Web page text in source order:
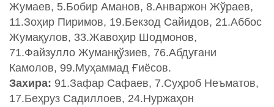
Жумаев, 5.Бобир Аманов, 8.Анваржон Жўраев,
11.Зоҳир Пиримов, 19.Бекзод Сайидов, 21.Аббос
Жумақулов, 33.Жавоҳир Шодмонов,
71.Файзулло Жуманқўзиев, 76.Абдуғани
Камолов, 99.Муҳаммад Ғиёсов.
Захира: 91.Зафар Сафаев, 7.Суҳроб Неъматов,
17.Беҳруз Садиллоев, 24.Нуржаҳон